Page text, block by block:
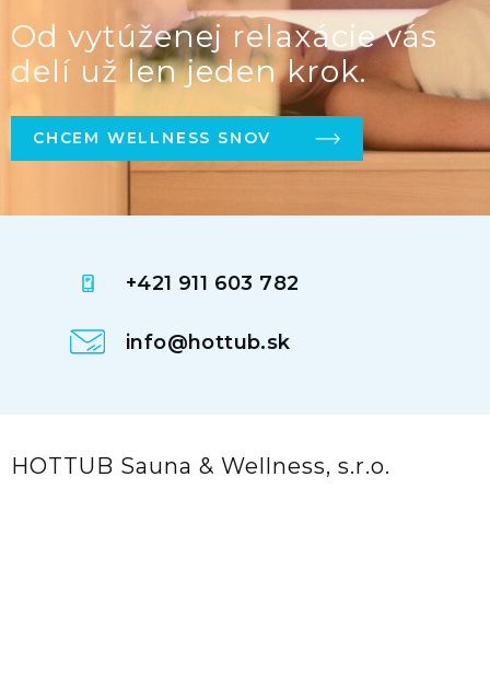
Od vytúženej relaxácie vás
delí už len jeden krok.
CHCEM WELLNESS SNOV
+421 911 603 782
info@hottub.sk
HOTTUB Sauna & Wellness, s.r.o.